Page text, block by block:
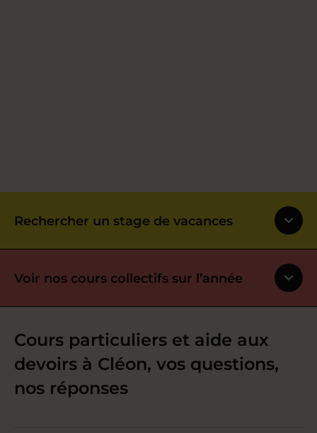
Rechercher un stage de vacances
Voir nos cours collectifs sur l’année
Cours particuliers et aide aux
devoirs à Cléon, vos questions,
nos réponses